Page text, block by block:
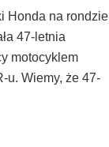
Honda na rondzie
47-letnia
motocyklem
u. Wiemy, że 47-